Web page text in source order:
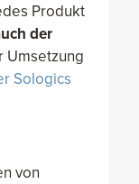
Produkt
der
Umsetzung
Sologics
von